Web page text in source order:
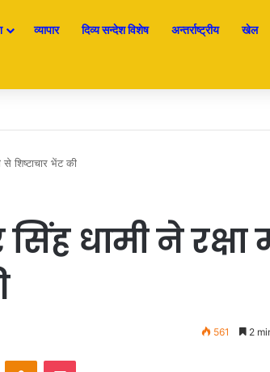
व्यापार दिव्य सन्देश विशेष अन्तर्राष्ट्रीय खेल
से शिष्टाचार भेंट की
धामी ने रक्षा
561 2